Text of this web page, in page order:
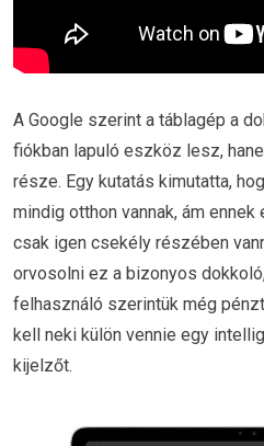
A Google szerint a táblagép a
fiókban lapuló eszköz lesz,
része. Egy kutatás kimutatta,
mindig otthon vannak, ám
csak igen csekély részében
orvosolni ez a bizonyos
felhasználó szerintük még
kell neki külön vennie egy
kijelzőt.